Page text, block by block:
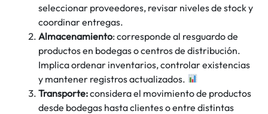
seleccionar proveedores, revisar niveles de stock y
coordinar entregas.
Almacenamiento: corresponde al resguardo de
productos en bodegas o centros de distribución.
Implica ordenar inventarios, controlar existencias
y mantener registros actualizados.
Transporte:considera el movimiento de productos
desde bodegas hasta clientes o entre distintas